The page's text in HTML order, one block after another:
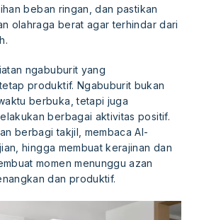
beban ringan, dan pastikan
olahraga berat agar terhindar dari
ngabuburit yang
produktif. Ngabuburit bukan
berbuka, tetapi juga
berbagai aktivitas positif.
berbagi takjil, membaca Al-
hingga membuat kerajinan dan
momen menunggu azan
dan produktif.